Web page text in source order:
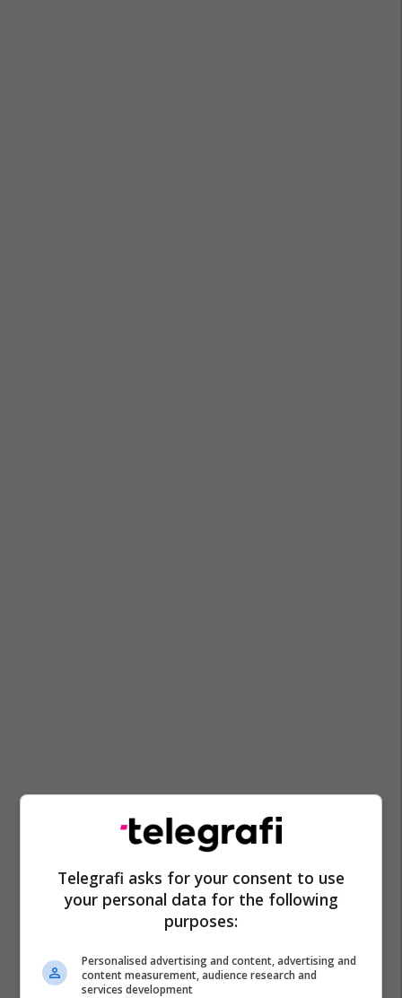
Shba
Lindja E Mesme
Telegrafi asks for your consent to use
your personal data for the following
purposes:
Personalised advertising and content, advertising and
content measurement, audience research and
services development